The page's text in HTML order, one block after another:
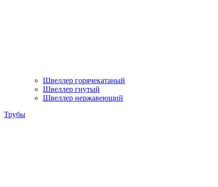
Швеллер горячекатаный
Швеллер гнутый
Швеллер нержавеющий
Трубы